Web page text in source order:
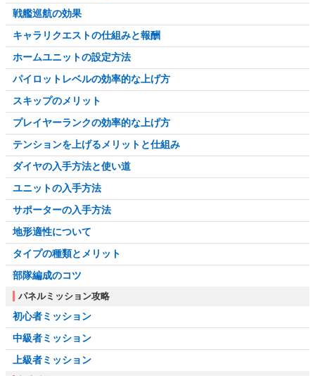
戦艦巡航の効果
キャラリクエストの仕組みと報酬
ホームユニットの設定方法
パイロットレベルの効率的な上げ方
スキップのメリット
プレイヤーランクの効率的な上げ方
テンションを上げるメリットと仕組み
ダイヤの入手方法と使い道
ユニットの入手方法
サポーターの入手方法
地形適性について
タイプの種類とメリット
部隊編成のコツ
パネルミッション攻略
初心者ミッション
中級者ミッション
上級者ミッション